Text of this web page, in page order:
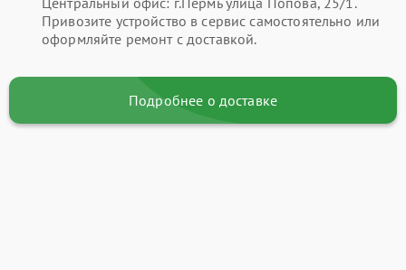
Привозите устройство в сервис самостоятельно или
оформляйте ремонт с доставкой.
Подробнее о доставке